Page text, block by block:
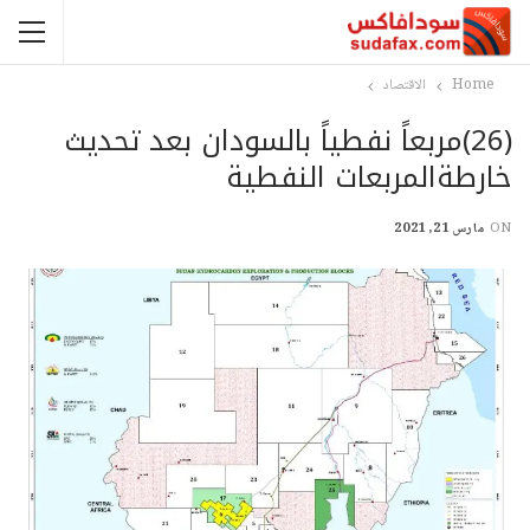
Home الاقتصاد
(26)مربعاً نفطياً بالسودان بعد تحديث
خارطةالمربعات النفطية
ON مارس 21, 2021